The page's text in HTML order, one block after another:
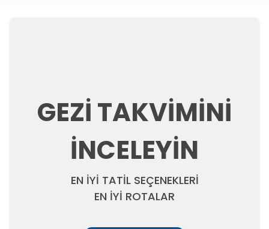
GEZİ TAKVİMİNİ
İNCELEYİN
EN İYİ TATİL SEÇENEKLERİ
EN İYİ ROTALAR